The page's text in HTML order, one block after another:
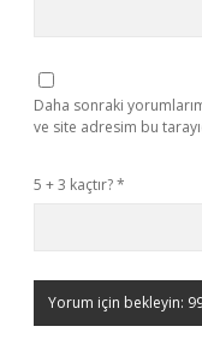
Daha sonraki
ve site adresim bu
5 + 3 kaçtır?*